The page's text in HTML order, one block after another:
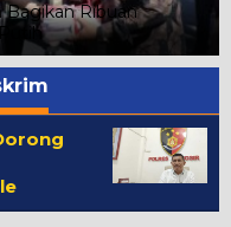
Bagikan Ribuan